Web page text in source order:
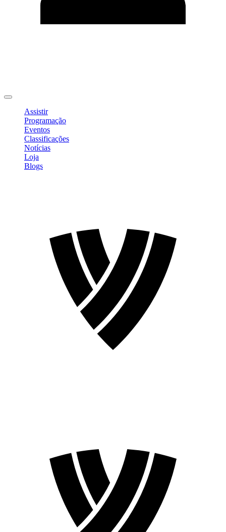
Assistir
Programação
Eventos
Classificações
Notícias
Loja
Blogs